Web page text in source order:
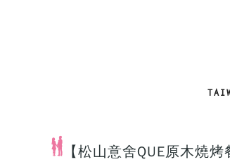
【松山意舍QUE原木燒